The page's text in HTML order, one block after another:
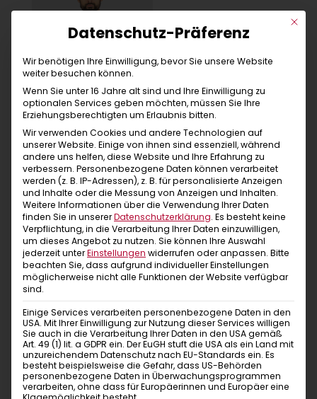
Vaasa
wine
Chillaz Herren
Ob als zusätzliche Schicht am Fels, beim Wandern
oder abends unterwegs mit Freunden, unsere
Herren Jacken fühlen sich in den
unterschiedlichsten Situationen zuhause. Von
schlichten Modellen bis hin zu auffälligen Designs
bietet die Kollektion verschiedene Schnitte, Farben
Mit
Datenschutz-Präferenz
Wir benötigen Ihre Einwilligung, bevor Sie unsere Website
weiter besuchen können.
Wenn Sie unter 16 Jahre alt sind und Ihre Einwilligung zu
optionalen Services geben möchten, müssen Sie Ihre
Erziehungsberechtigten um Erlaubnis bitten.
Wir verwenden Cookies und andere Technologien auf
unserer Website. Einige von ihnen sind essenziell, während
andere uns helfen, diese Website und Ihre Erfahrung zu
verbessern. Personenbezogene Daten können verarbeitet
werden (z. B. IP-Adressen), z. B. für personalisierte Anzeigen
und Inhalte oder die Messung von Anzeigen und Inhalten.
Weitere Informationen über die Verwendung Ihrer Daten
finden Sie in unsererDatenschutzerklärung. Es besteht keine
Verpflichtung, in die Verarbeitung Ihrer Daten einzuwilligen,
um dieses Angebot zu nutzen. Sie können Ihre Auswahl
jederzeit unterEinstellungen widerrufen oder anpassen. Bitte
beachten Sie, dass aufgrund individueller Einstellungen
möglicherweise nicht alle Funktionen der Website verfügbar
sind.
Einige Services verarbeiten personenbezogene Daten in den
USA. Mit Ihrer Einwilligung zur Nutzung dieser Services willigen
Sie auch in die Verarbeitung Ihrer Daten in den USA gemäß
Art. 49 (1) lit. a GDPR ein. Der EuGH stuft die USA als ein Land mit
unzureichendem Datenschutz nach EU-Standards ein. Es
besteht beispielsweise die Gefahr, dass US-Behörden
personenbezogene Daten in Überwachungsprogrammen
verarbeiten, ohne dass für Europäerinnen und Europäer eine